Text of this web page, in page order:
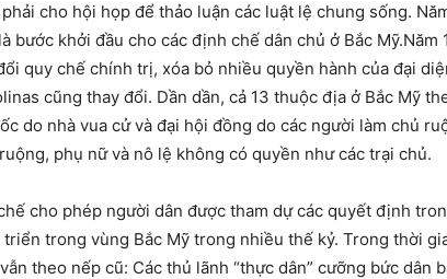
cho hội họp để thảo luận các luật lệ chung sống.
bước khởi đầu cho các định chế dân chủ ở Bắc Mỹ.Năm
quy chế chính trị, xóa bỏ nhiều quyền hành của đại
cũng thay đổi. Dần dần, cả 13 thuộc địa ở Bắc Mỹ
do nhà vua cử và đại hội đồng do các người làm chủ
phụ nữ và nô lệ không có quyền như các trại chủ.
cho phép người dân được tham dự các quyết định
trong vùng Bắc Mỹ trong nhiều thế kỷ. Trong thời
theo nếp cũ: Các thủ lãnh “thực dân” cưỡng bức dân